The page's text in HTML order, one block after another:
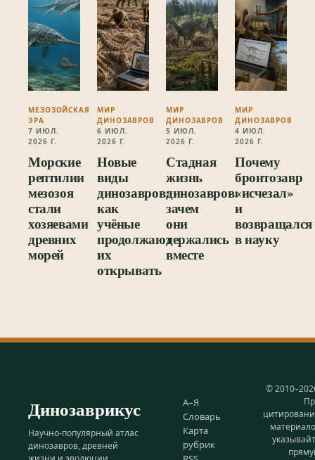
МЕЗОЗОЙСКАЯ
ЭРА
7 ИЮЛ.
2026 Г.
Морские
рептилии
мезозоя
стали
хозяевами
древних
морей
МИР
ДИНОЗАВРОВ
6 ИЮЛ.
2026 Г.
Новые
виды
динозавров:
как
учёные
продолжают
их
открывать
МИР
ДИНОЗАВРОВ
5 ИЮЛ.
2026 Г.
Стадная
жизнь
динозавров:
зачем
они
держались
вместе
МИР
ДИНОЗАВРОВ
4 ИЮЛ.
2026 Г.
Почему
бронтозавр
«исчезал»
и
возвращался
в науку
Динозаврикус
Научно-популярный атлас
динозавров, древней
А–Я
Словарь
Карта
рубрик
©